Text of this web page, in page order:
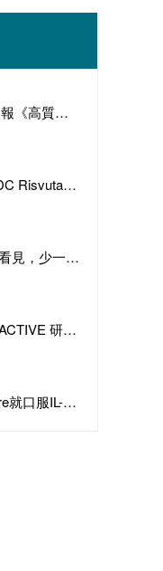
翰森製藥榮登人民日報《高質量發展故事匯》
翰森製藥 | B7-H3 ADC Risvutatug Rezetecan（HS-20093）骨肉瘤III期臨床ARTEMIS-011達到IRC-PFS主要終點
世界肝炎日 | 多一點看見，少一點偏見，科學治療才是打敗乙肝的最強答案
翰森製藥 | 阿美樂® ACTIVE 研究在線發表於國際期刊 JTO
翰森製藥宣布與Avere就口服IL-23候選分子HS-20118達成許可合作及戰略投資